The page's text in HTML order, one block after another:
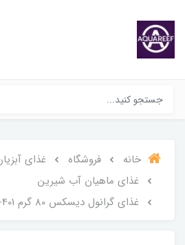
خانه فروشگاه
غذای
غذای ماهیان آب شیرین
غذای گرانول دیسکس 80 گرم M-401 بایوزیم